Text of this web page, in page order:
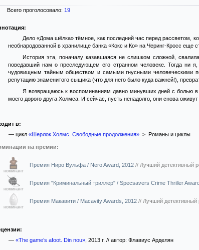
Всего проголосовало: 19
Дело «Дома шёлка» тёмное, как последний час перед рассветом,
необнародованной в хранилище банка «Кокс и Ко» на Черинг-Кросс еще
История эта, поначалу казавшаяся не слишком сложной,
поведавший нам о преследующем его странном человеке. Тогда ни
чудовищным тайным обществом и самыми гнусными человеческими
репутацию знаменитого сыщика (что для него было куда важней!),
Я возвращаюсь к воспоминаниям давно минувших дней с болью в
моего дорого друга Холмса. И сейчас, пусть ненадолго, они снова
в:
— цикл «Шерлок Холмс. Свободные продолжения»> Романы и циклы
на премии:
номинант
Премия Ниро Вульфа / Nero Award, 2012 // Лучший детективный
номинант
Премия "Криминальный триллер" / Specsavers Crime Thriller
номинант
Премия Макавити / Macavity Awards, 2012 // Лучший детективный
— «The game’s afoot. Din nou», 2013 г. // автор: Флавиус Арделян